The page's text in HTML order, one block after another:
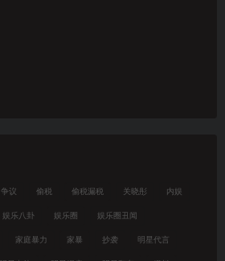
争议 偷税 偷税漏税 关晓彤 内娱
娱乐八卦 娱乐圈 娱乐圈丑闻
家庭暴力 家暴 抄袭 明星代言